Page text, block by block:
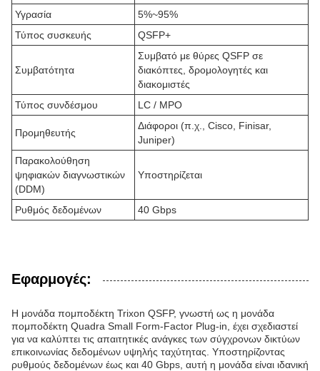
Υγρασία
5%~95%
Τύπος συσκευής
QSFP+
Συμβατότητα
Συμβατό με θύρες QSFP σε
διακόπτες, δρομολογητές και
διακομιστές
Τύπος συνδέσμου
LC / MPO
Προμηθευτής
Διάφοροι (π.χ., Cisco, Finisar,
Juniper)
Παρακολούθηση
ψηφιακών διαγνωστικών
(DDM)
Υποστηρίζεται
Ρυθμός δεδομένων 40 Gbps
Εφαρμογές:
Η μονάδα πομποδέκτη Trixon QSFP, γνωστή ως η μονάδα
πομποδέκτη Quadra Small Form-Factor Plug-in, έχει σχεδιαστεί
για να καλύπτει τις απαιτητικές ανάγκες των σύγχρονων δικτύων
επικοινωνίας δεδομένων υψηλής ταχύτητας. Υποστηρίζοντας
ρυθμούς δεδομένων έως και 40 Gbps, αυτή η μονάδα είναι ιδανική